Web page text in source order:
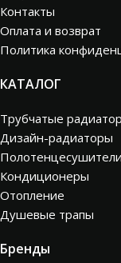
Контакты
Оплата и возврат
Политика
КАТАЛОГ
Трубчатые
Дизайн-радиаторы
Полотенцесушители
Кондиционеры
Отопление
Душевые трапы
Бренды